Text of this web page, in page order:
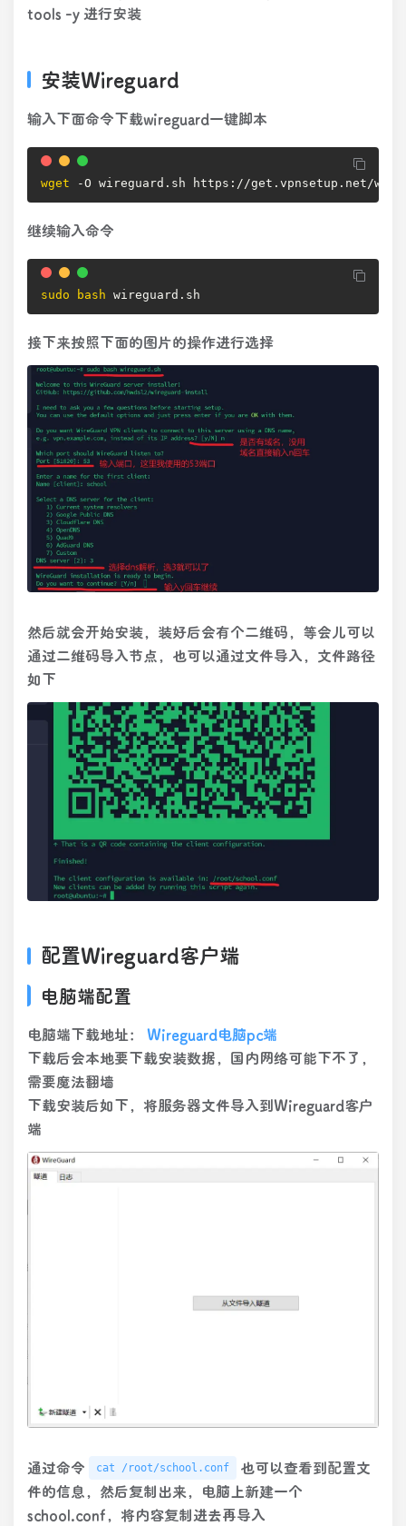
tools -y 进行安装
安装Wireguard
输入下面命令下载wireguard一键脚本
wget -O wireguard.sh https://get.vpnsetup.net/wg
继续输入命令
sudo bash wireguard.sh
接下来按照下面的图片的操作进行选择
然后就会开始安装，装好后会有个二维码，等会儿可以
通过二维码导入节点，也可以通过文件导入，文件路径
如下
配置Wireguard客户端
电脑端配置
电脑端下载地址： Wireguard电脑pc端
下载后会本地要下载安装数据，国内网络可能下不了，
需要魔法翻墙
下载安装后如下，将服务器文件导入到Wireguard客户
端
通过命令 cat /root/school.conf
也可以查看到配置文
件的信息，然后复制出来，电脑上新建一个
school.conf，将内容复制进去再导入